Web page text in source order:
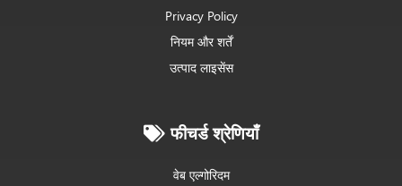
Privacy Policy
नियम और शर्तें
उत्पाद लाइसेंस
फीचर्ड श्रेणियाँ
वेब एल्गोरिदम